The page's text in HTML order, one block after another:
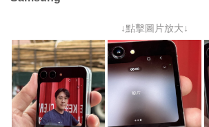
↓點擊圖片放大↓